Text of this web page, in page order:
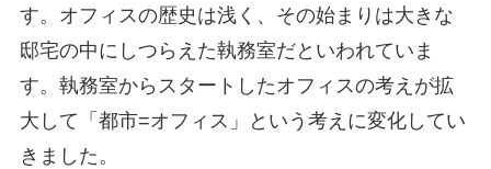
す。オフィスの歴史は浅く、その始まりは大きな
邸宅の中にしつらえた執務室だといわれていま
す。執務室からスタートしたオフィスの考えが拡
大して「都市=オフィス」という考えに変化してい
きました。